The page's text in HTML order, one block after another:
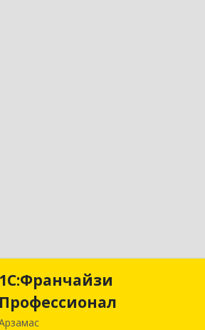
1С:Франчайзи
Профессионал
1С:Франчайзи
Профессионал